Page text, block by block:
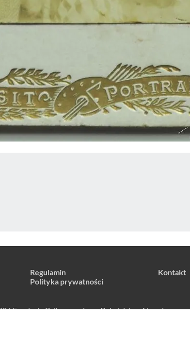
Regulamin
Polityka prywatności
Kontakt
Fundacja Odtworzeniowa Dziedzictwa Narodowego